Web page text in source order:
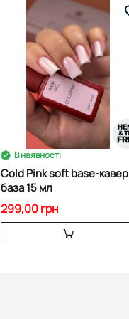
В наявності
Cold Pink soft base-кавер
база 15 мл
299,00 грн